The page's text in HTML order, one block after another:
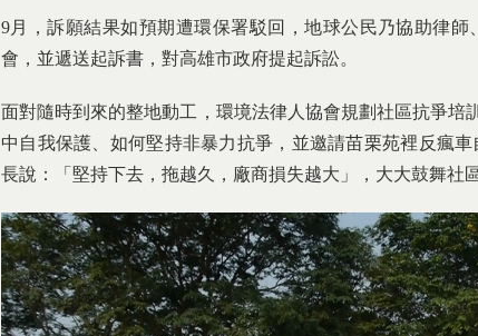
9月，訴願結果如預期遭環保署駁回，地球公民乃協助律
會，並遞送起訴書，對高雄市政府提起訴訟。
面對隨時到來的整地動工，環境法律人協會規劃社區抗爭培
中自我保護、如何堅持非暴力抗爭，並邀請苗栗苑裡反瘋
長說：「堅持下去，拖越久，廠商損失越大」，大大鼓舞社區